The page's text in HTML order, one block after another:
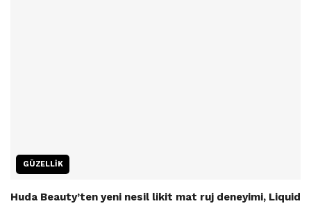
GÜZELLIK
Huda Beauty’ten yeni nesil likit mat ruj deneyimi, Liquid